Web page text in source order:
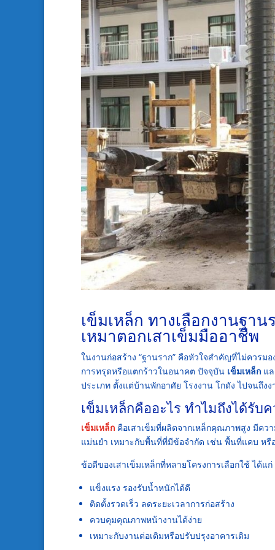
เข็มเหล็ก ทางเลือกงานฐา
เหมาตอกเสาเข็มมืออาชีพ
ในงานก่อสร้าง “ฐานราก” คือหัวใจสำคัญที่ไม่ควรม
การทรุดหรือแตกร้าวในอนาคต ปัจจุบัน เข็มเหล็ก แ
ประเภท ตั้งแต่บ้านพักอาศัย โรงงาน โกดัง ไปจนถึง
เข็มเหล็กคืออะไร ทำไมถึงได้รับ
เข็มเหล็ก คือเสาเข็มที่ผลิตจากเหล็กคุณภาพสูง มีค
แม่นยำ เหมาะกับพื้นที่ที่มีข้อจำกัด เช่น พื้นที่แคบ หรื
ข้อดีของเสาเข็มเหล็กที่หลายโครงการเลือกใช้ ได้แก่
แข็งแรง รองรับน้ำหนักได้ดี
ติดตั้งรวดเร็ว ลดระยะเวลาการก่อสร้าง
ควบคุมคุณภาพหน้างานได้ง่าย
เหมาะกับงานต่อเติมหรือปรับปรุงอาคารเดิม